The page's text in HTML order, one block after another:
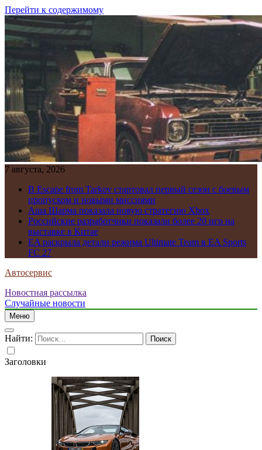
Перейти к содержимому
7 августа, 2026
В Escape from Tarkov стартовал первый сезон с боевым
пропуском и новыми миссиями
Аша Шарма показала новую стратегию Xbox
Российские разработчики показали более 20 игр на
выставке в Китае
EA раскрыла детали режима Ultimate Team в EA Sports
FC 27
Автосервис
Новостная рассылка
Случайные новости
Меню
Найти:
Заголовки